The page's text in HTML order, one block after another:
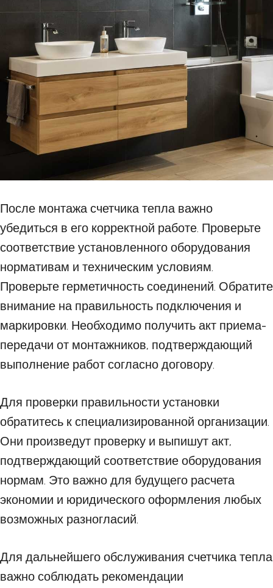
После монтажа счетчика тепла важно
убедиться в его корректной работе. Проверьте
соответствие установленного оборудования
нормативам и техническим условиям.
Проверьте герметичность соединений. Обратите
внимание на правильность подключения и
маркировки. Необходимо получить акт приема-
передачи от монтажников, подтверждающий
выполнение работ согласно договору.
Для проверки правильности установки
обратитесь к специализированной организации.
Они произведут проверку и выпишут акт,
подтверждающий соответствие оборудования
нормам. Это важно для будущего расчета
экономии и юридического оформления любых
возможных разногласий.
Для дальнейшего обслуживания счетчика тепла
важно соблюдать рекомендации